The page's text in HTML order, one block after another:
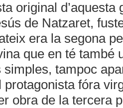
original d’aquesta
de Natzaret,
era la segona
que en té també
simples, tampoc
protagonista fóra
obra de la tercera